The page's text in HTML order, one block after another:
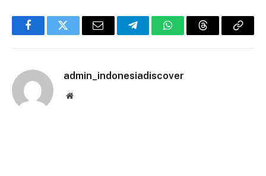
FacebookTwitter Email TelegramWhatsAppThreadsCopy
admin_indonesiadiscover
Website